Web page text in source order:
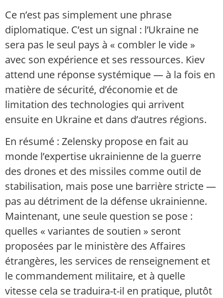
Ce n’est pas simplement une phrase
diplomatique. C’est un signal : l’Ukraine ne
sera pas le seul pays à « combler le vide »
avec son expérience et ses ressources. Kiev
attend une réponse systémique — à la fois en
matière de sécurité, d’économie et de
limitation des technologies qui arrivent
ensuite en Ukraine et dans d’autres régions.
En résumé : Zelensky propose en fait au
monde l’expertise ukrainienne de la guerre
des drones et des missiles comme outil de
stabilisation, mais pose une barrière stricte —
pas au détriment de la défense ukrainienne.
Maintenant, une seule question se pose :
quelles « variantes de soutien » seront
proposées par le ministère des Affaires
étrangères, les services de renseignement et
le commandement militaire, et à quelle
vitesse cela se traduira-t-il en pratique, plutôt